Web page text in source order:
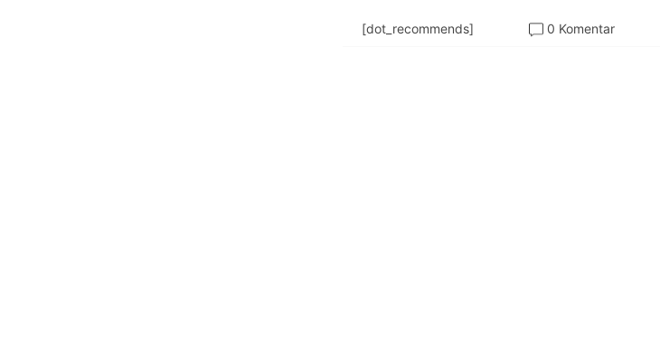
[dot_recommends] 0 Komentar